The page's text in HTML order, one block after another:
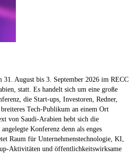
August bis 3. September 2026 im RECC
statt. Es handelt sich um eine große
die Start-ups, Investoren, Redner,
Tech-Publikum an einem Ort
von Saudi-Arabien hebt sich die
Konferenz denn als enges
Raum für Unternehmenstechnologie, KI,
Aktivitäten und öffentlichkeitswirksame